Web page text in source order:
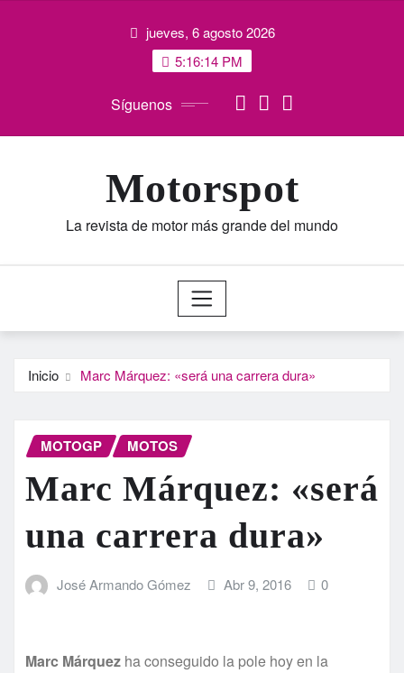
jueves, 6 agosto 2026
5:16:15 PM
Síguenos
Motorspot
La revista de motor más grande del mundo
Inicio Marc Márquez: «será una carrera dura»
MOTOGP MOTOS
Marc Márquez: «será
una carrera dura»
José Armando Gómez Abr 9, 2016 0
Marc Márquez ha conseguido la pole hoy en la